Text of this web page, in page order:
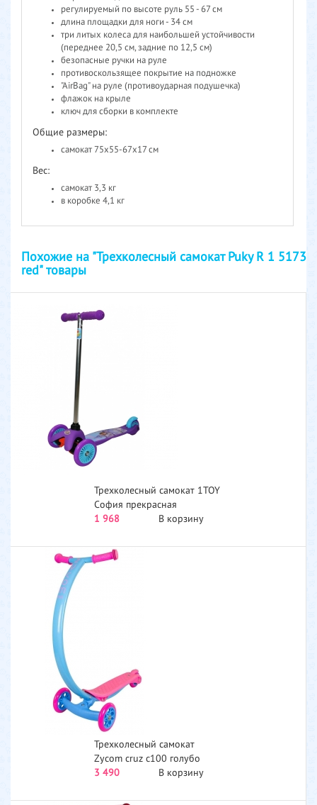
регулируемый по высоте руль 55 - 67 см
длина площадки для ноги - 34 см
три литых колеса для наибольшей устойчивости
(переднее 20,5 см, задние по 12,5 см)
безопасные ручки на руле
противоскользящее покрытие на подножке
"AirBag" на руле (противоударная подушечка)
флажок на крыле
ключ для сборки в комплекте
Общие размеры:
самокат 75x55-67x17 см
Вес:
самокат 3,3 кг
в коробке 4,1 кг
Похожие на "Трехколесный самокат Puky R 1 5173
red" товары
Трехколесный самокат 1TOY
София прекрасная
сиреневый Т59560...
1 968 В корзину
Трехколесный самокат
Zycom cruz с100 голубо
розовый...
3 490 В корзину